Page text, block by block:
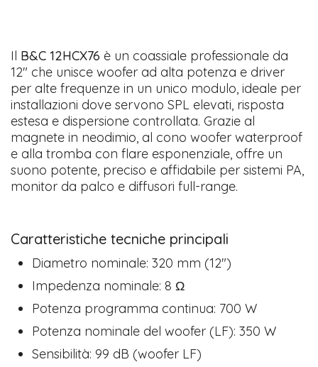
Il B&C 12HCX76 è un coassiale professionale da
12″ che unisce woofer ad alta potenza e driver
per alte frequenze in un unico modulo, ideale per
installazioni dove servono SPL elevati, risposta
estesa e dispersione controllata. Grazie al
magnete in neodimio, al cono woofer waterproof
e alla tromba con flare esponenziale, offre un
suono potente, preciso e affidabile per sistemi PA,
monitor da palco e diffusori full-range.
Caratteristiche tecniche principali
Diametro nominale: 320 mm (12″)
Impedenza nominale: 8 Ω
Potenza programma continua: 700 W
Potenza nominale del woofer (LF): 350 W
Sensibilità: 99 dB (woofer LF)